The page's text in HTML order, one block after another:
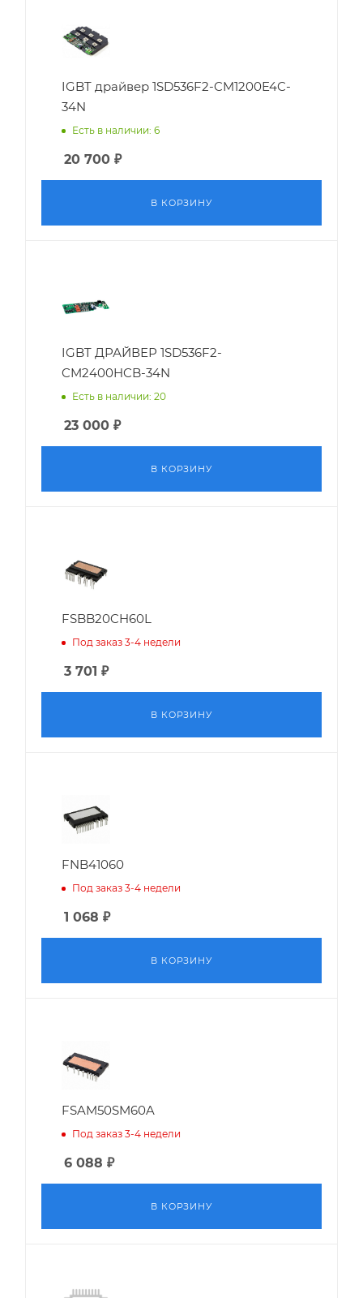
IGBT драйвер 1SD536F2-CM1200E4C-
34N
Есть в наличии: 6
20 700 ₽
В КОРЗИНУ
IGBT ДРАЙВЕР 1SD536F2-
CM2400HCB-34N
Есть в наличии: 20
23 000 ₽
В КОРЗИНУ
FSBB20CH60L
Под заказ 3-4 недели
3 701 ₽
В КОРЗИНУ
FNB41060
Под заказ 3-4 недели
1 068 ₽
В КОРЗИНУ
FSAM50SM60A
Под заказ 3-4 недели
6 088 ₽
В КОРЗИНУ